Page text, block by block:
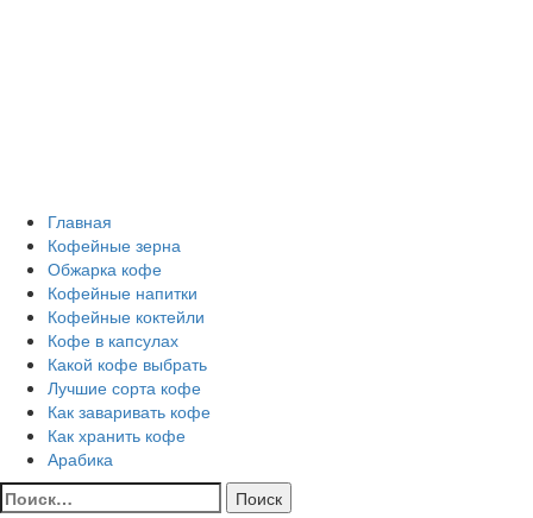
Главная
Кофейные зерна
Обжарка кофе
Кофейные напитки
Кофейные коктейли
Кофе в капсулах
Какой кофе выбрать
Лучшие сорта кофе
Как заваривать кофе
Как хранить кофе
Арабика
Найти: